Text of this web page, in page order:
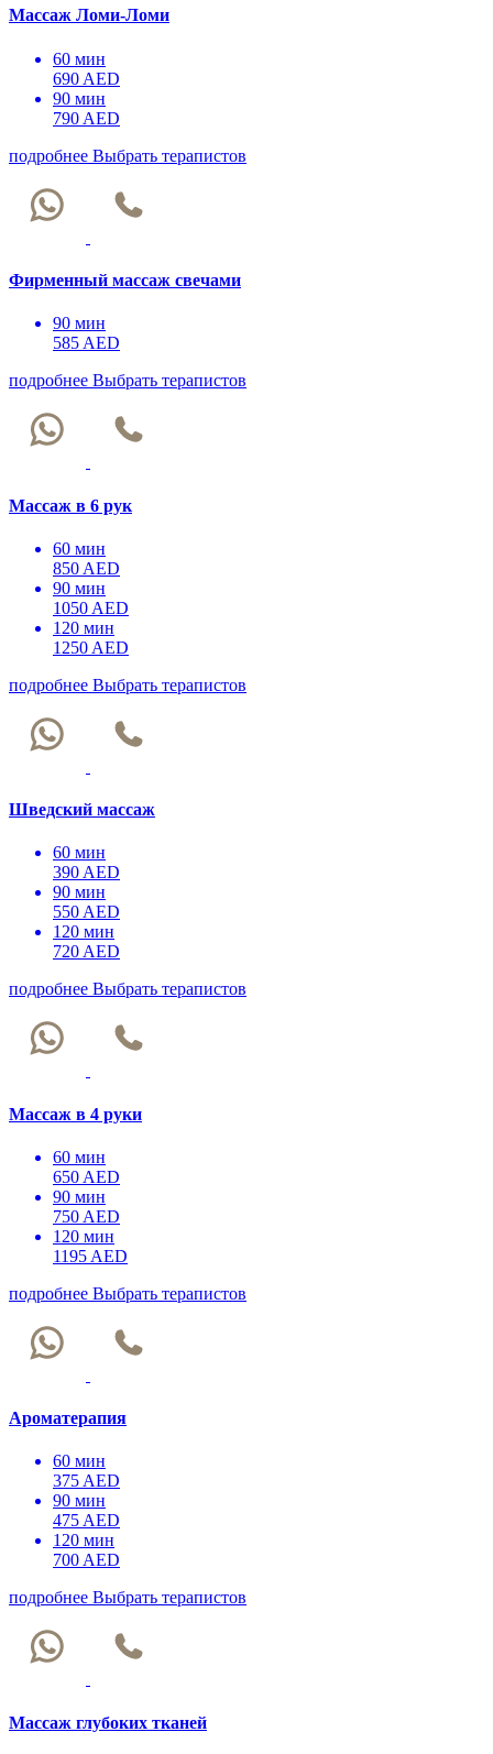
Массаж Ломи-Ломи
60 мин
690 AED
90 мин
790 AED
подробнее Выбрать терапистов
Фирменный массаж свечами
90 мин
585 AED
подробнее Выбрать терапистов
Массаж в 6 рук
60 мин
850 AED
90 мин
1050 AED
120 мин
1250 AED
подробнее Выбрать терапистов
Шведский массаж
60 мин
390 AED
90 мин
550 AED
120 мин
720 AED
подробнее Выбрать терапистов
Массаж в 4 руки
60 мин
650 AED
90 мин
750 AED
120 мин
1195 AED
подробнее Выбрать терапистов
Ароматерапия
60 мин
375 AED
90 мин
475 AED
120 мин
700 AED
подробнее Выбрать терапистов
Массаж глубоких тканей